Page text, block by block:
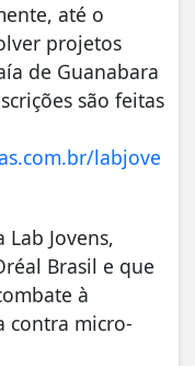
até o
projetos
de Guanabara
são feitas
labjove
Jovens,
Brasil e que
à
contra micro-